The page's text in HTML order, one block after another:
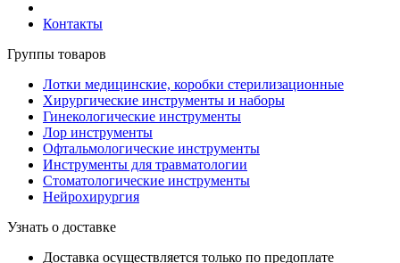
Контакты
Группы товаров
Лотки медицинские, коробки стерилизационные
Хирургические инструменты и наборы
Гинекологические инструменты
Лор инструменты
Офтальмологические инструменты
Инструменты для травматологии
Стоматологические инструменты
Нейрохирургия
Узнать о доставке
Доставка осуществляется только по предоплате